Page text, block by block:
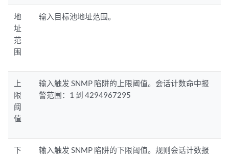
地
址
范
围
输入目标池地址范围。
上
限
阈
值
输入触发 SNMP 陷阱的上限阈值。会话计数命中报
警范围：1 到 4294967295
下
输入触发 SNMP 陷阱的下限阈值。规则会话计数报